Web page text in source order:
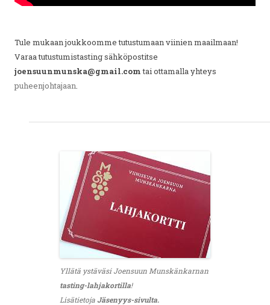
Tule mukaan joukkoomme tutustumaan viinien maailmaan!
Varaa tutustumistasting sähköpostitse
joensuunmunska@gmail.comtai ottamalla yhteys
puheenjohtajaan.
Yllätä ystäväsi Joensuun Munskänkarnan
tasting-lahjakortilla!
Lisätietoja Jäsenyys-sivulta.